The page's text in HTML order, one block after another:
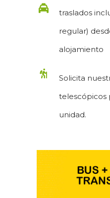
traslados
regular)
alojamiento
Solicita
telescópicos
unidad.